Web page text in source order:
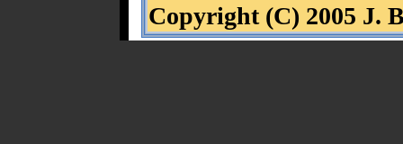
Copyright (C) 2005 J.